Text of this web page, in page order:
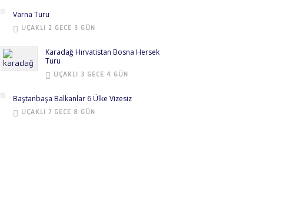
Varna Turu
UÇAKLI 2 GECE 3 GÜN
Karadağ Hırvatistan Bosna Hersek
Turu
UÇAKLI 3 GECE 4 GÜN
Baştanbaşa Balkanlar 6 Ülke Vizesiz
UÇAKLI 7 GECE 8 GÜN